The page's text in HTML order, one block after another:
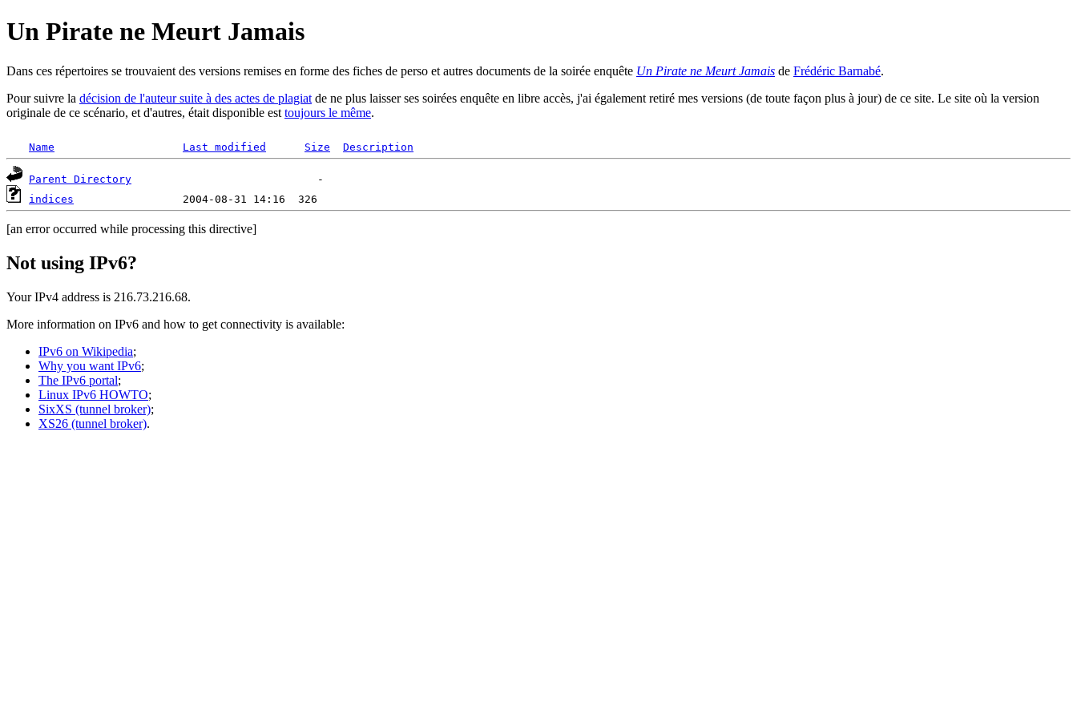
Un Pirate ne Meurt Jamais
Dans ces répertoires se trouvaient des versions remises en forme des fiches de perso et autres documents de la soirée enquête Un Pirate ne Meurt Jamais de Frédéric Barnabé.
Pour suivre la décision de l'auteur suite à des actes de plagiat de ne plus laisser ses soirées enquête en libre accès, j'ai également retiré mes versions (de toute façon plus à jour) de ce site. Le site où la version
originale de ce scénario, et d'autres, était disponible est toujours le même.
Name Last modified Size Description
Parent Directory
indices
[an error occurred while processing this directive]
Not using IPv6?
Your IPv4 address is 216.73.216.68.
More information on IPv6 and how to get connectivity is available:
IPv6 on Wikipedia;
Why you want IPv6;
The IPv6 portal;
Linux IPv6 HOWTO;
SixXS (tunnel broker);
XS26 (tunnel broker).